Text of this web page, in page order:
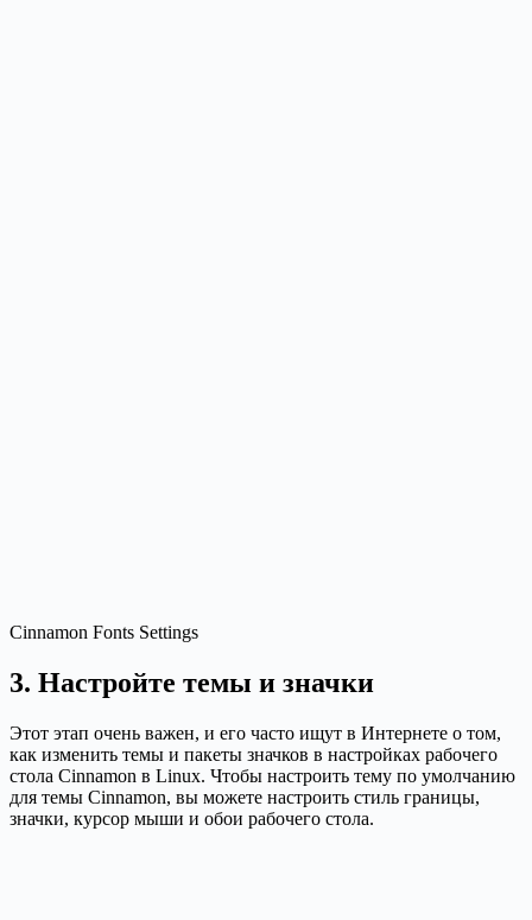
Cinnamon Fonts Settings
3. Настройте темы и значки
Этот этап очень важен, и его часто ищут в Интернете о том,
как изменить темы и пакеты значков в настройках рабочего
стола Cinnamon в Linux. Чтобы настроить тему по умолчанию
для темы Cinnamon, вы можете настроить стиль границы,
значки, курсор мыши и обои рабочего стола.